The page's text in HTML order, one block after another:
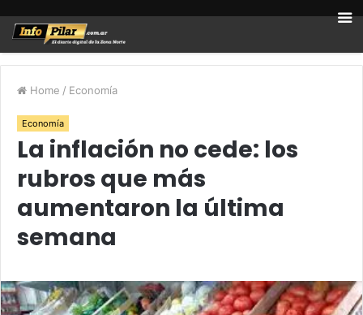
Home / Economía
Economía
La inflación no cede: los
rubros que más
aumentaron la última
semana